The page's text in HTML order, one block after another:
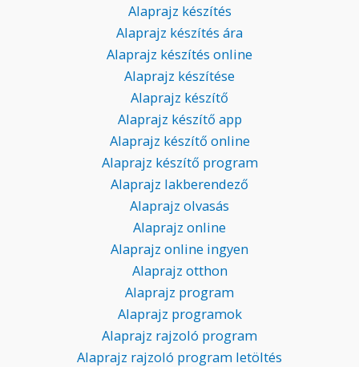
Alaprajz készítés
Alaprajz készítés ára
Alaprajz készítés online
Alaprajz készítése
Alaprajz készítő
Alaprajz készítő app
Alaprajz készítő online
Alaprajz készítő program
Alaprajz lakberendező
Alaprajz olvasás
Alaprajz online
Alaprajz online ingyen
Alaprajz otthon
Alaprajz program
Alaprajz programok
Alaprajz rajzoló program
Alaprajz rajzoló program letöltés